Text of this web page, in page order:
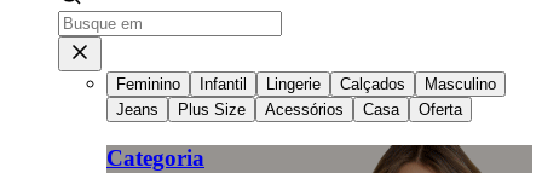
Feminino Infantil Lingerie Calçados
Masculino
Jeans
Plus Size Acessórios Casa Oferta
Categoria